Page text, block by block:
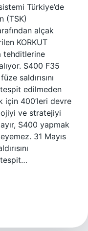
Türkiye’de
(TSK)
alçak
KORKUT
tehditlerine
S400 F35
saldırısını
edilmeden
için 400’leri devre
ve stratejiyi
S400 yapmak
31 Mayıs
tespit…